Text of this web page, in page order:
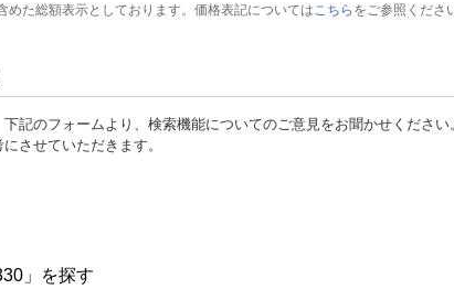
た総額表示としております。価格表記については こちら をご参照くださ
記のフォームより、検索機能についてのご意見をお聞かせください
させていただきます。
」を探す